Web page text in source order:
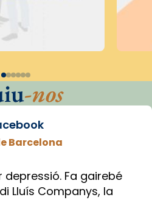
-nos
Barcelona
Fa gairebé
Lluís Companys, la